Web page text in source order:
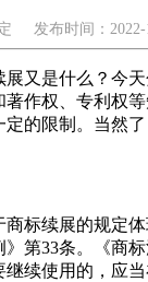
发布时间：
又是什么？今
作权、专利权
的限制。当然
标续展的规定
第33条。《商标
续使用的，应